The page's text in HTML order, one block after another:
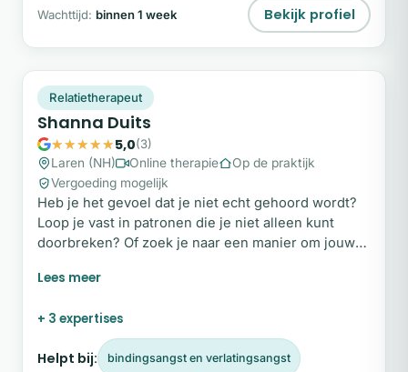
Wachttijd: binnen 1 week Bekijk profiel
Plek beschikbaar
Relatietherapeut
Shanna Duits
5,0(3)
Laren (NH)
Online therapie
Op de praktijk
Vergoeding mogelijk
Heb je het gevoel dat je niet echt gehoord wordt?
Loop je vast in patronen die je niet alleen kunt
doorbreken? Of zoek je naar een manier om jouw
alleen te doen. Mijn naam is Shanna. Vanuit mijn
woorden te geven aan wat ze meemaken. Mijn
missie is helder: zorgen dat iedereen, in welke
relatie dan ook, zich vrij voelt om zich uit te
+ 3 expertises
Helpt bij: bindingsangst en verlatingsangst